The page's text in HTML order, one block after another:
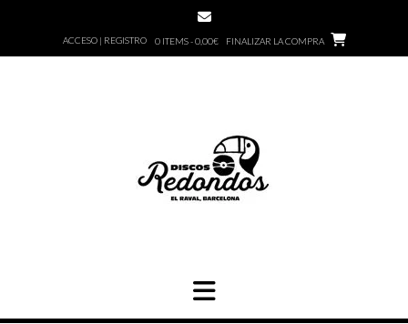
ACCESO | REGISTRO 0 ITEMS - 0,00€ FINALIZAR LA COMPRA